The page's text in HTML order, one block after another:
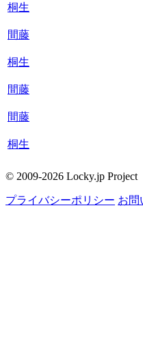
桐生
間藤
桐生
間藤
間藤
桐生
© 2009-2026 Locky.jp Project
プライバシーポリシー お問